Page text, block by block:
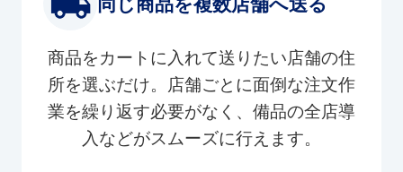
商品をカートに入れて送りたい店舗の住
所を選ぶだけ。店舗ごとに面倒な注文作
業を繰り返す必要がなく、備品の全店導
入などがスムーズに行えます。